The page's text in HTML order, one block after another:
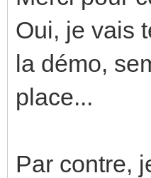
Oui, je vais
la démo,
place...
Par contre,